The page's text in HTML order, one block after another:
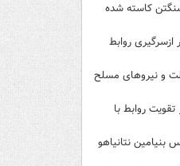
کاسته شده
روابط
و نیروهای مسلح
روابط با
بنیامین نتانیاهو